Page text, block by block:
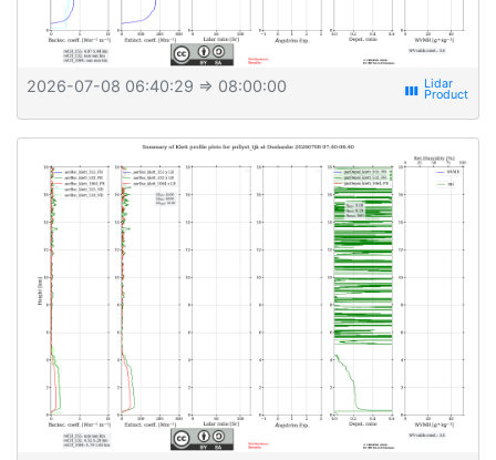
2026-07-08 06:40:29 ⇒ 08:00:00 view_week